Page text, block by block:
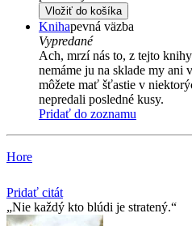
Vložiť do košíka
Knihapevná väzba
Vypredané
Ach, mrzí nás to, z tejto
nemáme ju na sklade my ani
môžete mať šťastie v
nepredali posledné kusy.
Pridať do zoznamu
Hore
Pridať citát
Nie každý kto blúdi je stratený.